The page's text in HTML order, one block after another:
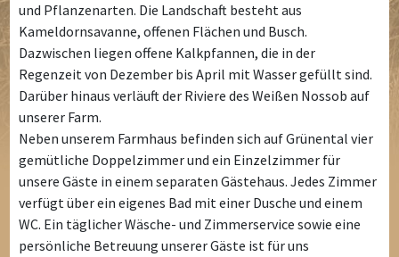
und Pflanzenarten. Die Landschaft besteht aus
Kameldornsavanne, offenen Flächen und Busch.
Dazwischen liegen offene Kalkpfannen, die in der
Regenzeit von Dezember bis April mit Wasser gefüllt sind.
Darüber hinaus verläuft der Riviere des Weißen Nossob auf
unserer Farm.
Neben unserem Farmhaus befinden sich auf Grünental vier
gemütliche Doppelzimmer und ein Einzelzimmer für
unsere Gäste in einem separaten Gästehaus. Jedes Zimmer
verfügt über ein eigenes Bad mit einer Dusche und einem
WC. Ein täglicher Wäsche- und Zimmerservice sowie eine
persönliche Betreuung unserer Gäste ist für uns